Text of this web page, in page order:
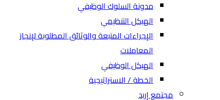
مدونة السلوك الوظيفي
الهيكل التنظيمي
الإجراءات المتبعة والوثائق المطلوبة لإنجاز
المعاملات
الهيكل الوظيفي
الخطة / الاستراتيجية
مجتمع إربد